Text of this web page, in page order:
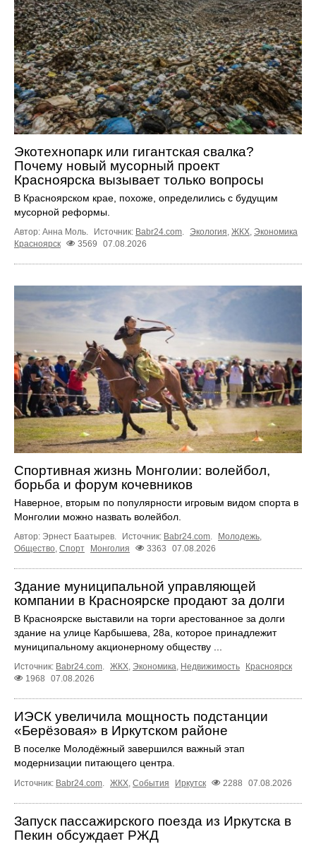
Экотехнопарк или гигантская свалка?
Почему новый мусорный проект
Красноярска вызывает только вопросы
В Красноярском крае, похоже, определились с будущим
мусорной реформы.
Автор: Анна Моль. Источник: Babr24.com. Экология, ЖКХ, Экономика
Красноярск
3569 07.08.2026
Спортивная жизнь Монголии: волейбол,
борьба и форум кочевников
Наверное, вторым по популярности игровым видом спорта в
Монголии можно назвать волейбол.
Автор: Эрнест Баатырев. Источник: Babr24.com. Молодежь,
Общество, Спорт Монголия 3363 07.08.2026
Здание муниципальной управляющей
компании в Красноярске продают за долги
В Красноярске выставили на торги арестованное за долги
здание на улице Карбышева, 28а, которое принадлежит
муниципальному акционерному обществу ...
Источник: Babr24.com. ЖКХ, Экономика, Недвижимость
Красноярск
1968
07.08.2026
ИЭСК увеличила мощность подстанции
«Берёзовая» в Иркутском районе
В поселке Молодёжный завершился важный этап
модернизации питающего центра.
Источник: Babr24.com. ЖКХ, События Иркутск 2288 07.08.2026
Запуск пассажирского поезда из Иркутска в
Пекин обсуждает РЖД